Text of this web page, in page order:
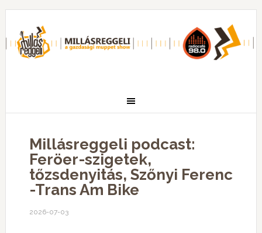
Millásreggeli podcast:
Feröer-szigetek,
tőzsdenyitás, Szőnyi Ferenc
-Trans Am Bike
2026-07-03